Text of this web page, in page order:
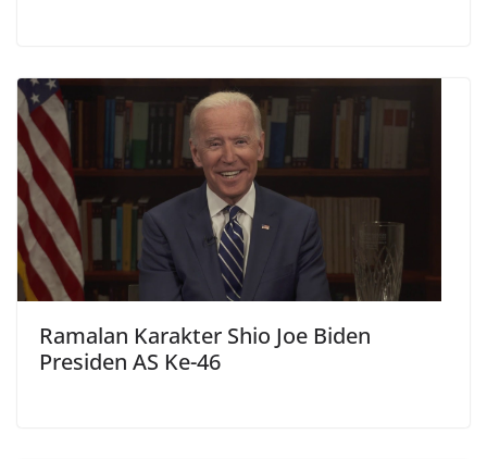
Ramalan Karakter Shio Joe Biden
Presiden AS Ke-46